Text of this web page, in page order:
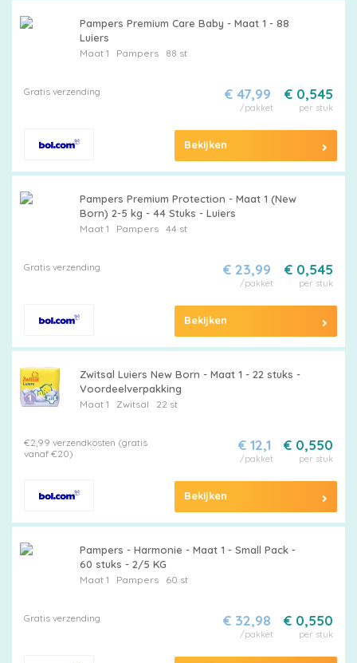
Pampers Premium Care Baby - Maat 1 - 88
Luiers
Maat 1 Pampers88 st
Gratis verzending € 0,545
per stuk
€ 47,99
/pakket
Bekijken
Pampers Premium Protection - Maat 1 (New
Born) 2-5 kg - 44 Stuks - Luiers
Maat 1 Pampers44 st
Gratis verzending € 0,545
per stuk
€ 23,99
/pakket
Bekijken
Zwitsal Luiers New Born - Maat 1 - 22 stuks -
Voordeelverpakking
Maat 1 Zwitsal 22 st
€2,99 verzendkosten (gratis
vanaf €20)
€ 0,550
per stuk
€ 12,1
/pakket
Bekijken
Pampers - Harmonie - Maat 1 - Small Pack -
60 stuks - 2/5 KG
Maat 1 Pampers60 st
Gratis verzending € 0,550
per stuk
€ 32,98
/pakket